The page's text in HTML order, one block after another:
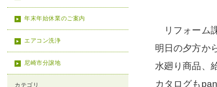
年末年始休業のご案内
エアコン洗浄
尼崎市分譲地
カテゴリ
リフォーム
明日の夕方か
水廻り商品、
カタログも